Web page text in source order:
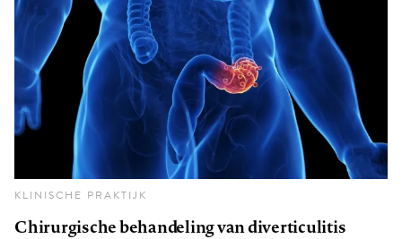
KLINISCHE PRAKTIJK
Chirurgische behandeling van diverticulitis